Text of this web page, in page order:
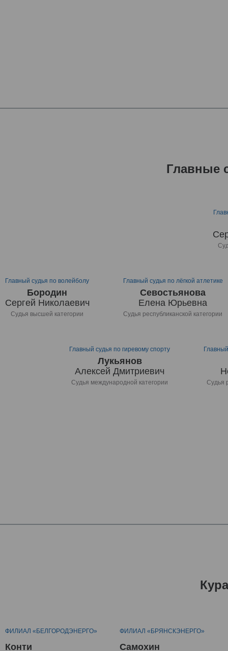
Главные
Главный судья по волейболу
Бородин
Сергей Николаевич
Судья высшей категории
Главный судья по лёгкой атлетике
Севостьянова
Елена Юрьевна
Судья республиканской категории
Главный судья по гиревому спорту
Лукьянов
Алексей Дмитриевич
Судья международной категории Судья
ФИЛИАЛ «БЕЛГОРОДЭНЕРГО»
Конти
ФИЛИАЛ «БРЯНСКЭНЕРГО»
Самохин